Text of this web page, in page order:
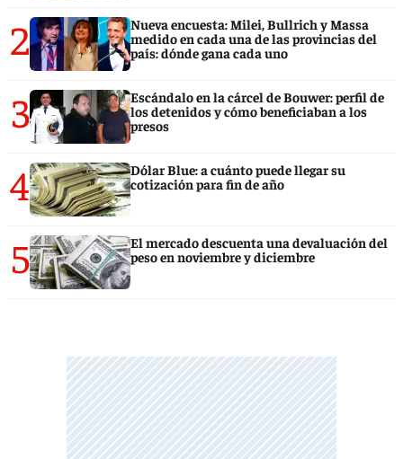
2
Nueva encuesta: Milei, Bullrich y Massa
medido en cada una de las provincias del
país: dónde gana cada uno
3
Escándalo en la cárcel de Bouwer: perfil de
los detenidos y cómo beneficiaban a los
presos
4
Dólar Blue: a cuánto puede llegar su
cotización para fin de año
5
El mercado descuenta una devaluación del
peso en noviembre y diciembre